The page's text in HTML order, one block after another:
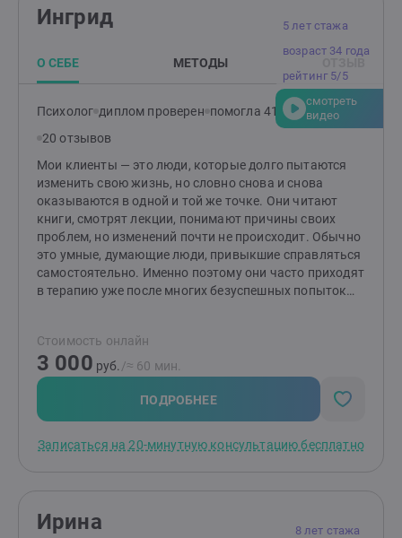
вместе.
5 лет стажа
возраст 34 года
рейтинг 5/5
смотреть
видео
Ингрид
О СЕБЕ МЕТОДЫ
Психолог диплом проверен помогла 412 клиентам
20 отзывов
Мои клиенты — это люди, которые долго пытаются
изменить свою жизнь, но словно снова и снова
оказываются в одной и той же точке. Они читают
книги, смотрят лекции, понимают причины своих
проблем, но изменений почти не происходит. Обычно
это умные, думающие люди, привыкшие справляться
самостоятельно. Именно поэтому они часто приходят
в терапию уже после многих безуспешных попыток
современном научно обоснованном направлении
психотерапии. Для меня терапия — это не
бесконечные разговоры, а совместная работа с
понятной целью, планом и постепенными
изменениями в жизни.
Стоимость онлайн
3 000 руб. /≈ 60 мин.
ПОДРОБНЕЕ
Записаться на 20-минутную консультацию бесплатно
8 лет стажа
Ирина